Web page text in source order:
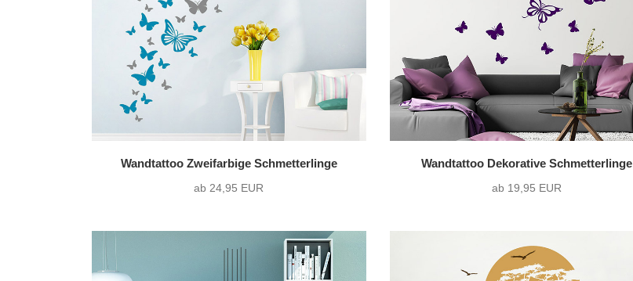
Text mit Motiv (17)
Wandtattoo Zweifarbige Schmetterlinge
ab 24,95 EUR
Wandtattoo Dekorative Schmetterlinge
ab 19,95 EUR